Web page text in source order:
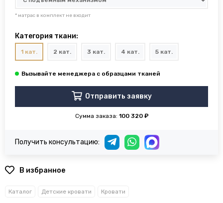
* матрас в комплект не входит
Категория ткани:
1 кат. 2 кат. 3 кат. 4 кат. 5 кат.
Отправить заявку
Сумма заказа: 100 320 ₽
Получить консультацию:
В избранное
Каталог Детские кровати Кровати